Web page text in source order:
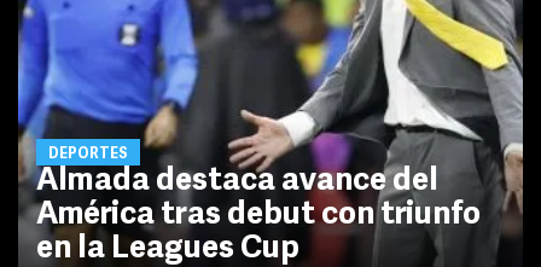
DEPORTES
Almada destaca avance del
América tras debut con triunfo
en la Leagues Cup